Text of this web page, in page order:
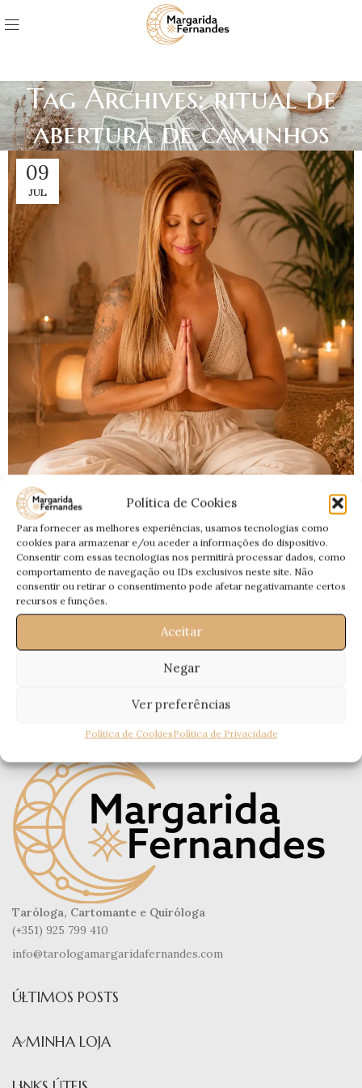
Política de Cookies
Para fornecer as melhores experiências, usamos tecnologias como
cookies para armazenar e/ou aceder a informações do dispositivo.
Consentir com essas tecnologias nos permitirá processar dados, como
comportamento de navegação ou IDs exclusivos neste site. Não
consentir ou retirar o consentimento pode afetar negativamante certos
recursos e funções.
Aceitar
Negar
Ver preferências
Política de CookiesPolítica de Privacidade
Tag Archives: ritual de
abertura de caminhos
09
JUL
BLOG
Ritual da Lua Nova de 14 de Julho 2026 —
Abertura de Caminhos, Proteção
Espiritual e Cura Emocional
Ritual da Lua Nova de 14 de Julho 2026 — Abertura de
CONTINUA A LER
Taróloga, Cartomante e Quiróloga
(+351) 925 799 410
info@tarologamargaridafernandes.com
ÚLTIMOS POSTS
A MINHA LOJA